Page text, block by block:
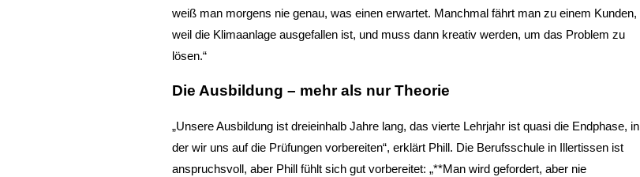
weiß man morgens nie genau, was einen erwartet. Manchmal fährt man zu einem Kunden,
weil die Klimaanlage ausgefallen ist, und muss dann kreativ werden, um das Problem zu
lösen.“
Die Ausbildung – mehr als nur Theorie
„Unsere Ausbildung ist dreieinhalb Jahre lang, das vierte Lehrjahr ist quasi die Endphase, in
der wir uns auf die Prüfungen vorbereiten“, erklärt Phill. Die Berufsschule in Illertissen ist
anspruchsvoll, aber Phill fühlt sich gut vorbereitet: „**Man wird gefordert, aber nie